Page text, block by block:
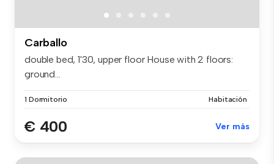
Carballo
double bed, 1'30, upper floor House with 2 floors:
ground...
1 Dormitorio Habitación
€ 400 Ver más